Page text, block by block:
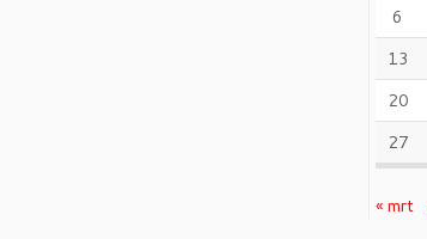
6
13
20
27
« mrt